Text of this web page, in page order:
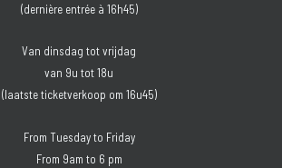
(dernière entrée à 16h45)
Van dinsdag tot vrijdag
van 9u tot 18u
(laatste ticketverkoop om 16u45)
From Tuesday to Friday
From 9am to 6 pm